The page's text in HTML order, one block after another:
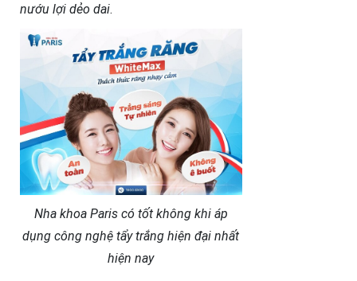
nướu lợi dẻo dai.
Nha khoa Paris có tốt không khi áp
dụng công nghệ tẩy trắng hiện đại nhất
hiện nay